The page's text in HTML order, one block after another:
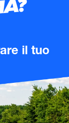
il tuo